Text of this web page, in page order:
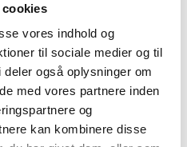
cookies
vores indhold og
til sociale medier og til
også oplysninger om
med vores partnere inden
og
kan kombinere disse